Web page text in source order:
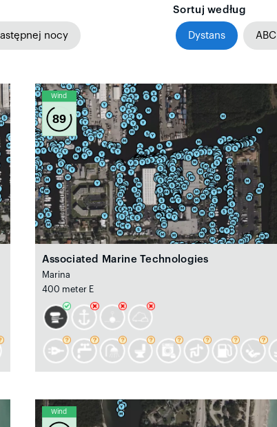
nocy
Sortuj według
Dystans ABC
Wind
89
Associated Marine Technologies
Marina
400 meter E
Wind